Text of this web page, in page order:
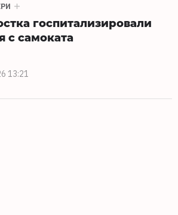
госпитализировали
с самоката
13:21